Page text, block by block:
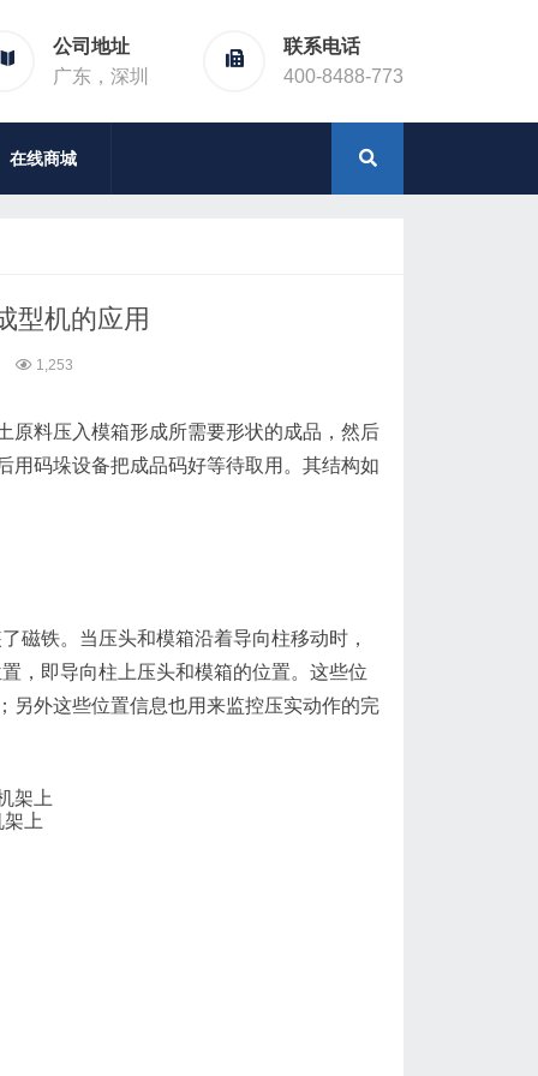
公司地址
广东，深圳
联系电话
400-8488-773
在线商城
型机的应用
1,253
原料压入模箱形成所需要形状的成品，然后
用码垛设备把成品码好等待取用。其结构如
磁铁。当压头和模箱沿着导向柱移动时，
，即导向柱上压头和模箱的位置。这些位
另外这些位置信息也用来监控压实动作的完
上